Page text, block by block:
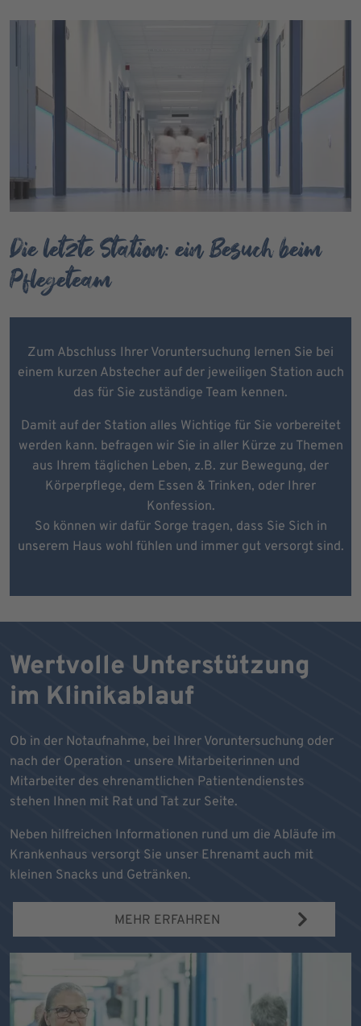
Die letzte Station: ein Besuch beim
Pflegeteam
Zum Abschluss Ihrer Voruntersuchung lernen Sie bei
einem kurzen Abstecher auf der jeweiligen Station auch
das für Sie zuständige Team kennen.
Damit auf der Station alles Wichtige für Sie vorbereitet
werden kann. befragen wir Sie in aller Kürze zu Themen
aus Ihrem täglichen Leben, z.B. zur Bewegung, der
Körperpflege, dem Essen & Trinken, oder Ihrer
Konfession.
So können wir dafür Sorge tragen, dass Sie Sich in
unserem Haus wohl fühlen und immer gut versorgt sind.
Wertvolle Unterstützung
im Klinikablauf
Ob in der Notaufnahme, bei Ihrer Voruntersuchung oder
nach der Operation - unsere Mitarbeiterinnen und
Mitarbeiter des ehrenamtlichen Patientendienstes
stehen Ihnen mit Rat und Tat zur Seite.
Neben hilfreichen Informationen rund um die Abläufe im
Krankenhaus versorgt Sie unser Ehrenamt auch mit
kleinen Snacks und Getränken.
MEHR ERFAHREN